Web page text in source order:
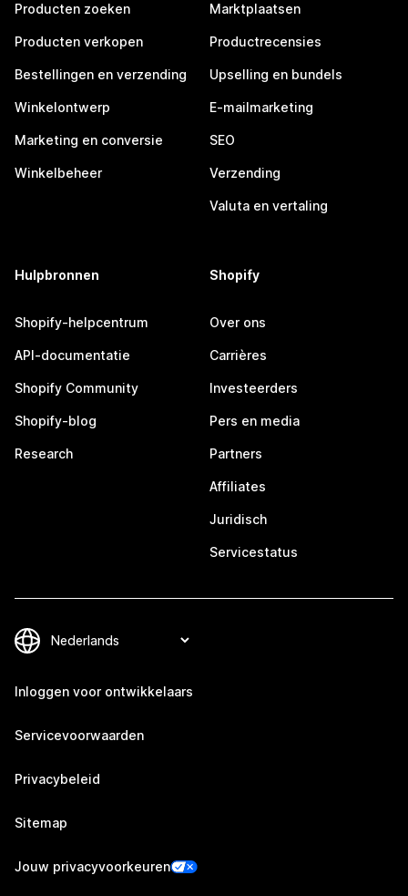
Producten zoeken
Producten verkopen
Bestellingen en verzending
Winkelontwerp
Marketing en conversie
Winkelbeheer
Marktplaatsen
Productrecensies
Upselling en bundels
E-mailmarketing
SEO
Verzending
Valuta en vertaling
Hulpbronnen
Shopify-helpcentrum
API-documentatie
Shopify Community
Shopify-blog
Research
Shopify
Over ons
Carrières
Investeerders
Pers en media
Partners
Affiliates
Juridisch
Servicestatus
Inloggen voor ontwikkelaars
Servicevoorwaarden
Privacybeleid
Sitemap
Jouw privacyvoorkeuren